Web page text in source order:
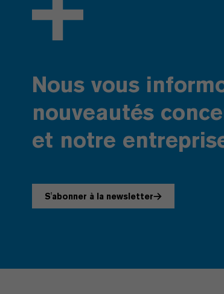
Nous vous
nouveautés
et notre
S'abonner à la newsletter